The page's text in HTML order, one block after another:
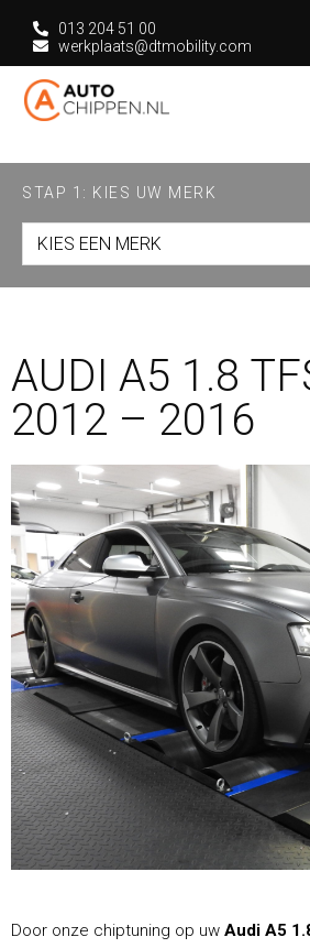
013 204 51 00
werkplaats@dtmobility.com
STAP 1: KIES UW MERK
KIES EEN MERK
AUDI A5 1.8
2012 – 2016
Door onze chiptuning op uw Audi A5